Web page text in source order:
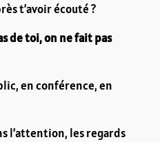
t’avoir écouté ?
de toi, on ne fait pas
en conférence, en
l’attention, les regards